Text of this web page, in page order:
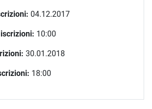
04.12.2017
10:00
30.01.2018
18:00